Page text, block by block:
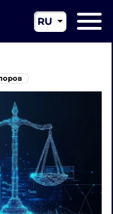
услуги
RU
EN